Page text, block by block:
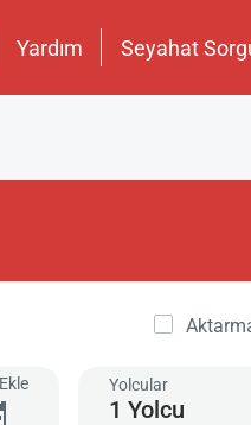
Yardım Seyahat
Yolcular
1 Yolcu